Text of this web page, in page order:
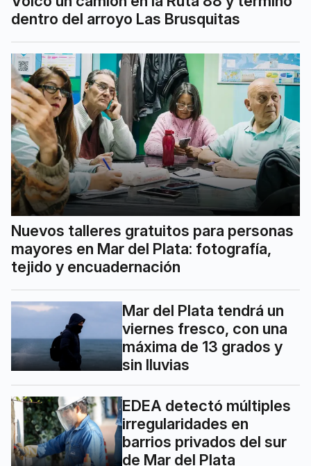
dentro del arroyo Las Brusquitas
Nuevos talleres gratuitos para personas
mayores en Mar del Plata: fotografía,
tejido y encuadernación
Mar del Plata tendrá un
viernes fresco, con una
máxima de 13 grados y
sin lluvias
EDEA detectó múltiples
irregularidades en
barrios privados del sur
de Mar del Plata